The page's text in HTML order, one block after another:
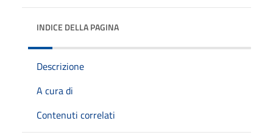
INDICE DELLA PAGINA
Descrizione
A cura di
Contenuti correlati